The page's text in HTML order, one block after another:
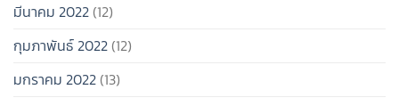
มีนาคม 2022(12)
กุมภาพันธ์ 2022(12)
มกราคม 2022(13)